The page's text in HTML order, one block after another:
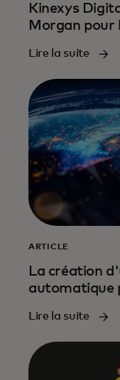
Kinexys
Morgan pour
Lire la suite
ARTICLE
La création
automatique
Lire la suite